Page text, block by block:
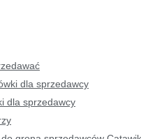
dla sprzedawcy
dla sprzedawcy